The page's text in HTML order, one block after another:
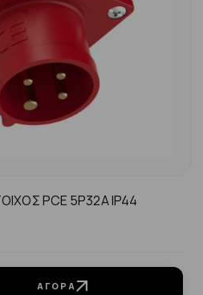
PCE 5P32A IP44
ΑΓΟΡΆ